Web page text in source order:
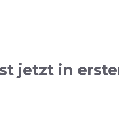
jetzt in